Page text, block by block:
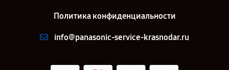
Политика конфиденциальности
info@panasonic-service-krasnodar.ru